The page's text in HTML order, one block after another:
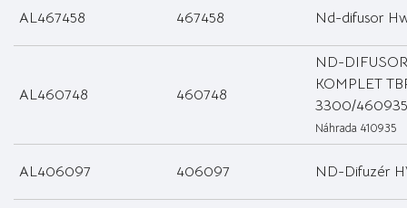
AL467458 467458 Nd-difusor
AL460748 460748
ND-
KOMPLET
3300/
Náhrada 410935
AL406097 406097 ND-Difuzér